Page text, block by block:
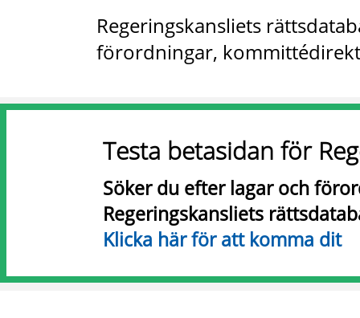
Regeringskansliets
förordningar,
Testa betasidan för
Söker du efter lagar och
Regeringskansliets
Klicka här för att komma dit